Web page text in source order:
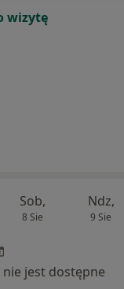
wizytę
Sob,
8 Sie
Ndz,
9 Sie
jest dostępne